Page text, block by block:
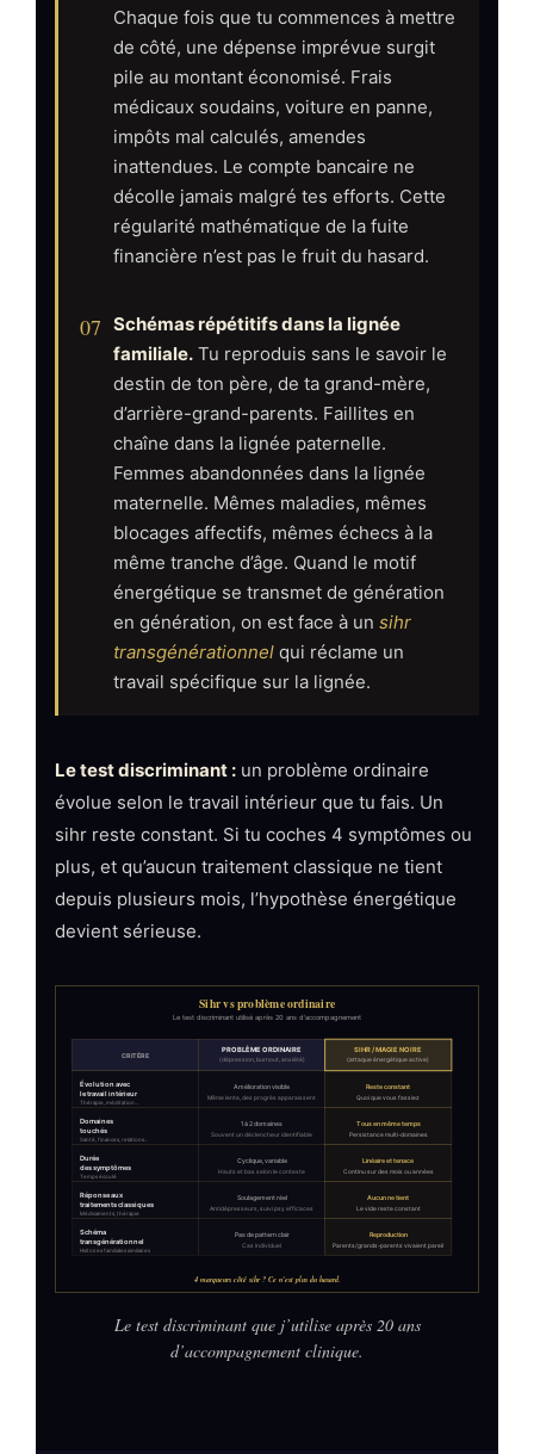
Chaque fois que tu commences à mettre
de côté, une dépense imprévue surgit
pile au montant économisé. Frais
médicaux soudains, voiture en panne,
impôts mal calculés, amendes
inattendues. Le compte bancaire ne
décolle jamais malgré tes efforts. Cette
régularité mathématique de la fuite
financière n’est pas le fruit du hasard.
07 Schémas répétitifs dans la lignée
familiale. Tu reproduis sans le savoir le
destin de ton père, de ta grand-mère,
d’arrière-grand-parents. Faillites en
chaîne dans la lignée paternelle.
Femmes abandonnées dans la lignée
maternelle. Mêmes maladies, mêmes
blocages affectifs, mêmes échecs à la
même tranche d’âge. Quand le motif
énergétique se transmet de génération
en génération, on est face à un sihr
transgénérationnel qui réclame un
travail spécifique sur la lignée.
Le test discriminant : un problème ordinaire
évolue selon le travail intérieur que tu fais. Un
sihr reste constant. Si tu coches 4 symptômes ou
plus, et qu’aucun traitement classique ne tient
depuis plusieurs mois, l’hypothèse énergétique
devient sérieuse.
Le test discriminant que j’utilise après 20 ans
d’accompagnement clinique.